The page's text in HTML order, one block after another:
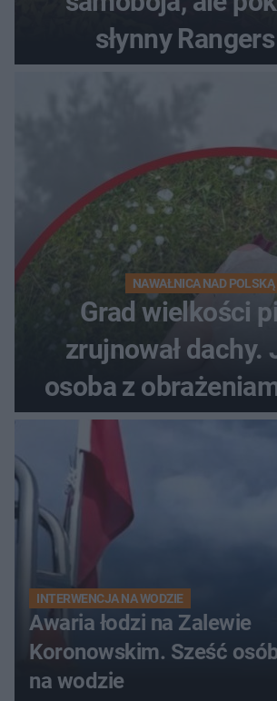
słynny
NAWAŁNICA NAD POLSKĄ
Grad wielkości
zrujnował dachy.
osoba z
do szpitala
INTERWENCJA NA WODZIE
Awaria łodzi na Zalewie
Koronowskim. Sześć
na wodzie